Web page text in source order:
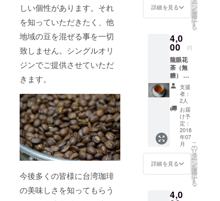
しい個性があります。それ
を知っていただきたく、他
地域の豆を混ぜる事を一切
致しません。シングルオリ
ジンでご提供させていただ
きます。
今後多くの皆様に台湾珈琲
の美味しさを知ってもらう
中に残
り余韻
ただけ
ます。
ルー
コー
ヒーで
ありな
がらフ
ルーツ
ティー
をも連
想さ
せ、後
味は
スッキ
リとし
た風味
が口の
中に残
もお楽
しみい
型 …
南投、
雲林、
台南地
区 味の
特徴…
香りや
味の特
徴とし
て、フ
ローラ
ルでお
茶のよ
うな味
わい。
酸味は
強すぎ
ない中
程度。
東山は
い甘味
詳細を見る ー
ン
を
選
択
す
る
4,0
00 円
龍眼花
茶（無
糖） 東
山で採
れた龍
眼花の
花粉茶
です。
龍眼花
という
のは台
湾ライ
チの木
に咲く
花で
す。雨
と花粉
支援
者：
2人
お届
け予
定：
2018
年07
月
詳細を見る
こ
の
リ
タ
ー
ン
を
選
択
す
る
4,0